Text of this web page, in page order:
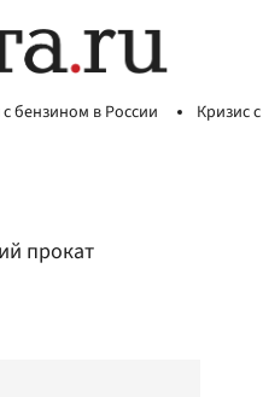
бензином в России Кризис
прокат